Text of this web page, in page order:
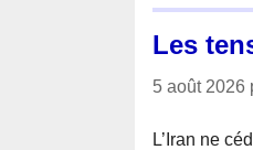
Les
5 août 2026
L’Iran ne